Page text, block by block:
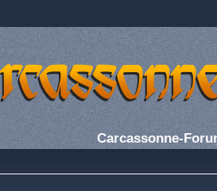
Carcassonne-